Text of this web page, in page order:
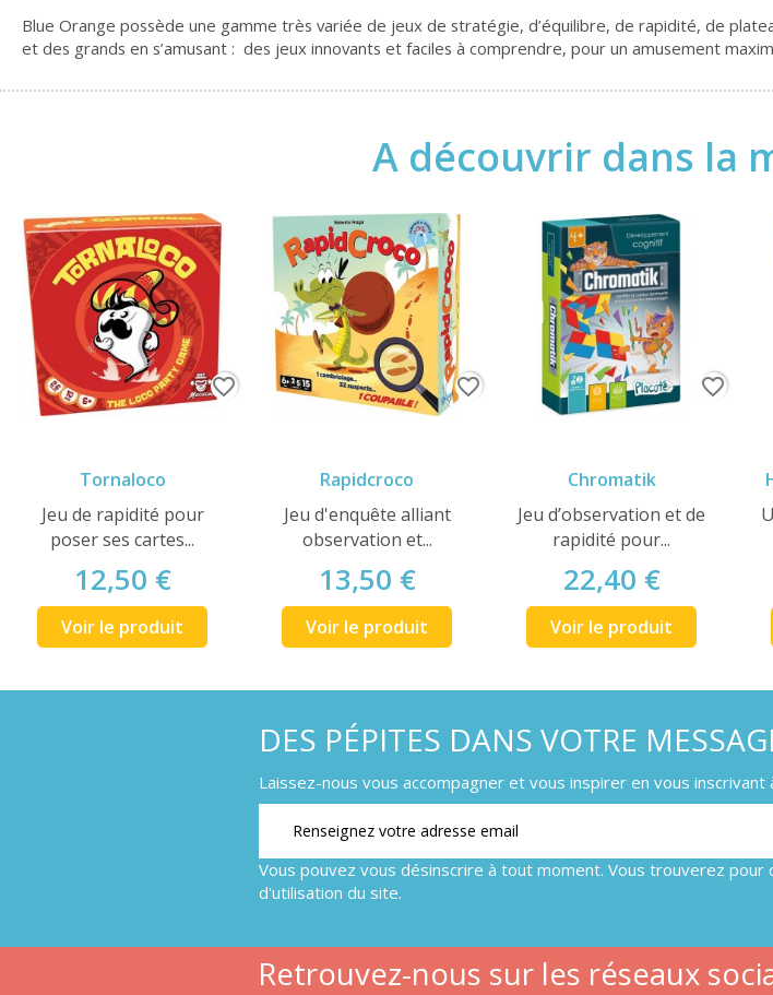
Blue Orange possède une gamme très variée de jeux de stratégie, d’équilibre, de rapidité, de
et des grands en s’amusant : des jeux innovants et faciles à comprendre, pour un amusement
A découvrir dans la
Tornaloco
Jeu de rapidité pour
poser ses cartes...
12,50 €
Voir le produit
favorite_border
Rapidcroco
Jeu d'enquête alliant
observation et...
13,50 €
Voir le produit
favorite_border
Chromatik
Jeu d’observation et de
rapidité pour...
22,40 €
Voir le produit
favorite_border
DES PÉPITES DANS VOTRE
Laissez-nous vous accompagner et vous inspirer en vous
Vous pouvez vous désinscrire à tout moment. Vous trouverez
d'utilisation du site.
Retrouvez-nous sur les réseaux